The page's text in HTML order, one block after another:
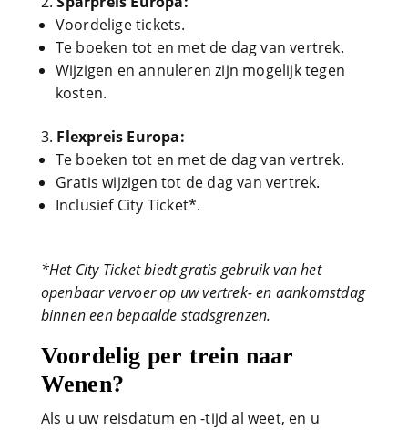
Voordelige tickets.
Te boeken tot en met de dag van vertrek.
Wijzigen en annuleren zijn mogelijk tegen
kosten.
Flexpreis Europa:
Te boeken tot en met de dag van vertrek.
Gratis wijzigen tot de dag van vertrek.
Inclusief City Ticket*.
*Het City Ticket biedt gratis gebruik van het
openbaar vervoer op uw vertrek- en aankomstdag
binnen een bepaalde stadsgrenzen.
Voordelig per trein naar
Wenen?
Als u uw reisdatum en -tijd al weet, en u